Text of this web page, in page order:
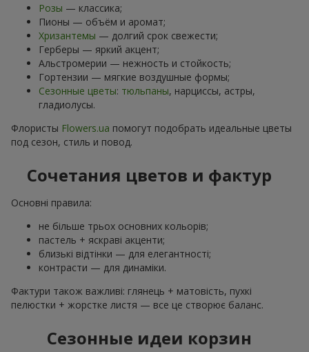
Розы — классика;
Пионы — объём и аромат;
Хризантемы — долгий срок свежести;
Герберы — яркий акцент;
Альстромерии — нежность и стойкость;
Гортензии — мягкие воздушные формы;
Сезонные цветы: тюльпаны, нарциссы, астры,
гладиолусы.
Флористы Flowers.ua помогут подобрать идеальные цветы
под сезон, стиль и повод.
Сочетания цветов и фактур
Основні правила:
не більше трьох основних кольорів;
пастель + яскраві акценти;
близькі відтінки — для елегантності;
контрасти — для динаміки.
Фактури також важливі: глянець + матовість, пухкі
пелюстки + жорстке листя — все це створює баланс.
Сезонные идеи корзин